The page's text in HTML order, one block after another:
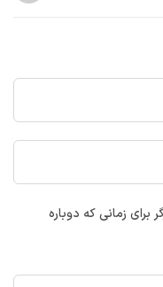
برای زمانی که دوباره